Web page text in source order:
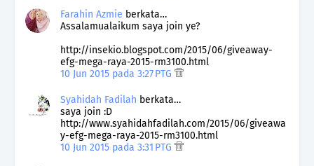
Farahin Azmie berkata…
Assalamualaikum saya join ye?
http://insekio.blogspot.com/2015/06/giveaway-
efg-mega-raya-2015-rm3100.html
10 Jun 2015 pada 3:27 PTG
Syahidah Fadilah berkata…
saya join :D
http://www.syahidahfadilah.com/2015/06/giveawa
y-efg-mega-raya-2015-rm3100.html
10 Jun 2015 pada 3:31 PTG